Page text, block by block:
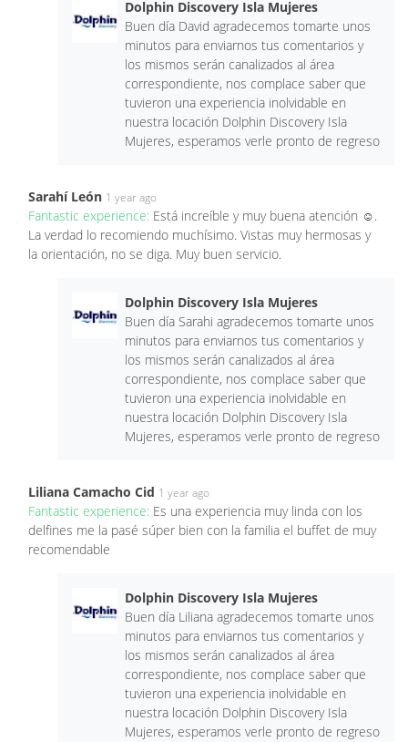
Dolphin Discovery Isla Mujeres
Buen día David agradecemos tomarte unos
minutos para enviarnos tus comentarios y
los mismos serán canalizados al área
correspondiente, nos complace saber que
tuvieron una experiencia inolvidable en
nuestra locación Dolphin Discovery Isla
Mujeres, esperamos verle pronto de regreso
Sarahí León 1 year ago
Fantastic experience: Está increíble y muy buena atención ☺️.
La verdad lo recomiendo muchísimo. Vistas muy hermosas y
la orientación, no se diga. Muy buen servicio.
Dolphin Discovery Isla Mujeres
Buen día Sarahi agradecemos tomarte unos
minutos para enviarnos tus comentarios y
los mismos serán canalizados al área
correspondiente, nos complace saber que
tuvieron una experiencia inolvidable en
nuestra locación Dolphin Discovery Isla
Mujeres, esperamos verle pronto de regreso
Liliana Camacho Cid 1 year ago
Fantastic experience: Es una experiencia muy linda con los
delfines me la pasé súper bien con la familia el buffet de muy
recomendable
Dolphin Discovery Isla Mujeres
Buen día Liliana agradecemos tomarte unos
minutos para enviarnos tus comentarios y
los mismos serán canalizados al área
correspondiente, nos complace saber que
tuvieron una experiencia inolvidable en
nuestra locación Dolphin Discovery Isla
Mujeres, esperamos verle pronto de regreso